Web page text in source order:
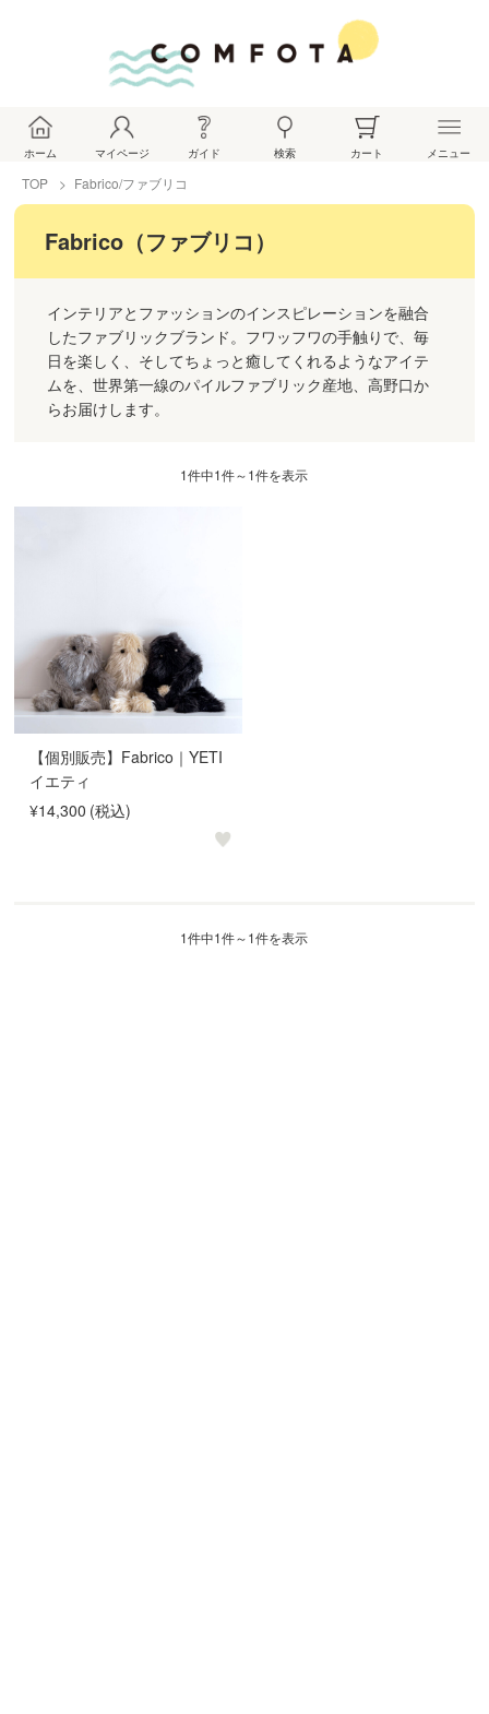
ホーム マイページ ガイド 検索 カート メニュー
TOP Fabrico/ファブリコ
Fabrico（ファブリコ）
インテリアとファッションのインスピレーションを融合
したファブリックブランド。フワッフワの手触りで、毎
日を楽しく、そしてちょっと癒してくれるようなアイテ
ムを、世界第一線のパイルファブリック産地、高野口か
らお届けします。
1件中1件～1件を表示
【個別販売】Fabrico｜YETI
イエティ
¥14,300 (税込)
1件中1件～1件を表示